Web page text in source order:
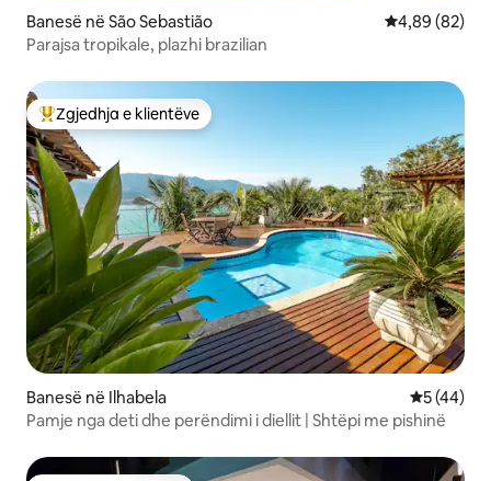
Banesë në São Sebastião Vlerësimi
4,89 (82)
Parajsa tropikale, plazhi brazilian
Më të mirat e zgjedhjeve të klientëve
Zgjedhja e klientëve
Banesë në Ilhabela Vlerësimi
5 (44)
Pamje nga deti dhe perëndimi i diellit | Shtëpi me pishinë